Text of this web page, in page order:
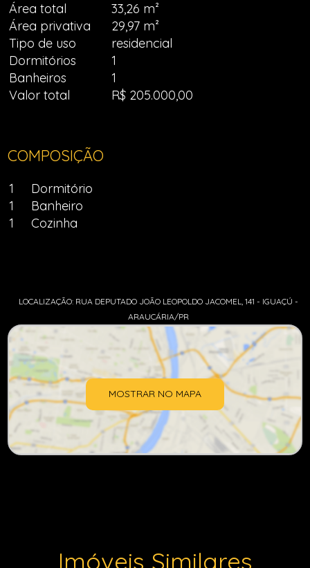
Área total
33,26 m²
Área privativa
29,97 m²
Tipo de uso
residencial
Dormitórios
1
Banheiros
1
Valor total
R$ 205.000,00
COMPOSIÇÃO
1
Dormitório
1
Banheiro
1
Cozinha
LOCALIZAÇÃO: RUA DEPUTADO JOÃO LEOPOLDO JACOMEL, 141 - IGUAÇÚ -
ARAUCÁRIA/PR
MOSTRAR NO MAPA
Imóveis Similares